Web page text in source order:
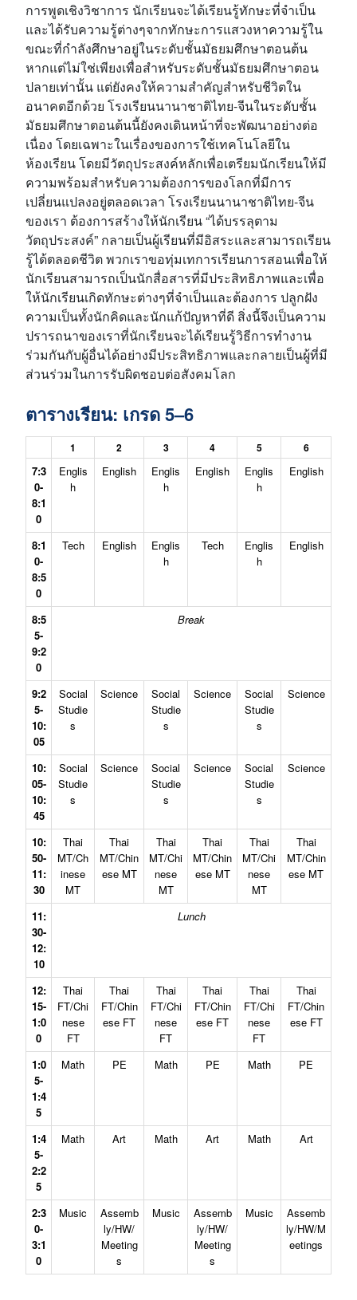
การพูดเชิงวิชาการ นักเรียนจะได้เรียนรู้ทักษะที่จำเป็น
และได้รับความรู้ต่างๆจากทักษะการแสวงหาความรู้ใน
ขณะที่กำลังศึกษาอยู่ในระดับชั้นมัธยมศึกษาตอนต้น
หากแต่ไม่ใช่เพียงเพื่อสำหรับระดับชั้นมัธยมศึกษาตอน
ปลายเท่านั้น แต่ยังคงให้ความสำคัญสำหรับชีวิตใน
อนาคตอีกด้วย โรงเรียนนานาชาติไทย-จีนในระดับชั้น
มัธยมศึกษาตอนต้นนี้ยังคงเดินหน้าที่จะพัฒนาอย่างต่อ
เนื่อง โดยเฉพาะในเรื่องของการใช้เทคโนโลยีใน
ห้องเรียน โดยมีวัตถุประสงค์หลักเพื่อเตรียมนักเรียนให้มี
ความพร้อมสำหรับความต้องการของโลกที่มีการ
เปลี่ยนแปลงอยู่ตลอดเวลา โรงเรียนนานาชาติไทย-จีน
ของเรา ต้องการสร้างให้นักเรียน “ได้บรรลุตาม
วัตถุประสงค์” กลายเป็นผู้เรียนที่มีอิสระและสามารถเรียน
รู้ได้ตลอดชีวิต พวกเราขอทุ่มเทการเรียนการสอนเพื่อให้
นักเรียนสามารถเป็นนักสื่อสารที่มีประสิทธิภาพและเพื่อ
ให้นักเรียนเกิดทักษะต่างๆที่จำเป็นและต้องการ ปลูกฝัง
ความเป็นทั้งนักคิดและนักแก้ปัญหาที่ดี สิ่งนี้จึงเป็นความ
ปรารถนาของเราที่นักเรียนจะได้เรียนรู้วิธีการทำงาน
ร่วมกันกับผู้อื่นได้อย่างมีประสิทธิภาพและกลายเป็นผู้ที่มี
ส่วนร่วมในการรับผิดชอบต่อสังคมโลก
ตารางเรียน: เกรด 5–6
1 2 3 4 5 6
7:3
0-
8:1
0
Englis
h
English
Englis
h
English
Englis
h
English
8:1
0-
8:5
0
Tech English
Englis
h
Tech
Englis
h
English
8:5
5-
9:2
0
Break
9:2
5-
10:
05
Social
Studie
s
Science
Social
Studie
s
Science
Social
Studie
s
Science
10:
05-
10:
45
Social
Studie
s
Science
Social
Studie
s
Science
Social
Studie
s
Science
10:
50-
11:
30
Thai
MT/Ch
inese
MT
Thai
MT/Chin
ese MT
Thai
MT/Chi
nese
MT
Thai
MT/Chin
ese MT
Thai
MT/Chi
nese
MT
Thai
MT/Chin
ese MT
11:
30-
12:
10
Lunch
12:
15-
1:0
0
Thai
FT/Chi
nese
FT
Thai
FT/Chin
ese FT
Thai
FT/Chi
nese
FT
Thai
FT/Chin
ese FT
Thai
FT/Chi
nese
FT
Thai
FT/Chin
ese FT
1:0
5-
1:4
5
Math PE Math PE Math PE
1:4
5-
2:2
5
Math Art Math Art Math Art
2:3
0-
3:1
0
Music
Assemb
ly/HW/
Meeting
s
Music
Assemb
ly/HW/
Meeting
s
Music
Assemb
ly/HW/M
eetings